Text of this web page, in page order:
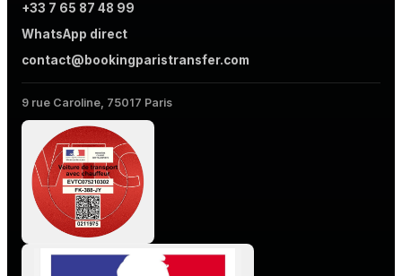
+33 7 65 87 48 99
WhatsApp direct
contact@bookingparistransfer.com
9 rue Caroline, 75017 Paris